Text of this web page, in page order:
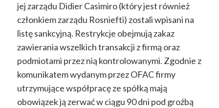
jej zarządu Didier Casimiro (który jest również
członkiem zarządu Rosniefti) zostali wpisani na
listę sankcyjną. Restrykcje obejmują zakaz
zawierania wszelkich transakcji z firmą oraz
podmiotami przez nią kontrolowanymi. Zgodnie z
komunikatem wydanym przez OFAC firmy
utrzymujące współpracę ze spółką mają
obowiązek ją zerwać w ciągu 90 dni pod groźbą